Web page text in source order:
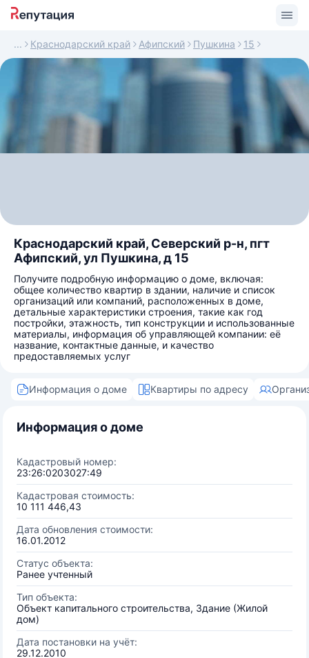
Краснодарский край Афипский Пушкина 15
Краснодарский край, Северский р-н, пгт
Афипский, ул Пушкина, д 15
Получите подробную информацию о доме, включая:
общее количество квартир в здании, наличие и список
организаций или компаний, расположенных в доме,
детальные характеристики строения, такие как год
постройки, этажность, тип конструкции и использованные
материалы, информация об управляющей компании: её
название, контактные данные, и качество
предоставляемых услуг
Информация о доме Квартиры по адресу
Информация о доме
Кадастровый номер:
23:26:0203027:49
Кадастровая стоимость:
10 111 446,43
Дата обновления стоимости:
16.01.2012
Статус объекта:
Ранее учтенный
Тип объекта:
Объект капитального строительства, Здание (Жилой
дом)
Дата постановки на учёт:
29.12.2010